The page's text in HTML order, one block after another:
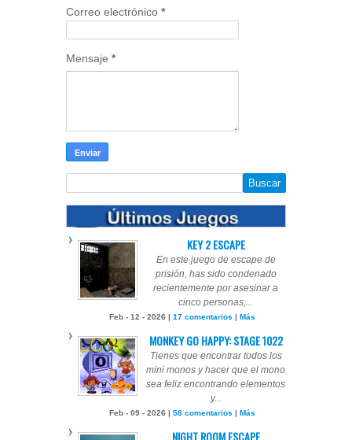
Correo electrónico *
Mensaje *
KEY 2 ESCAPE
En este juego de escape de
prisión, has sido condenado
recientemente por asesinar a
cinco personas,...
Feb - 12 - 2026 | 17 comentarios | Más
MONKEY GO HAPPY: STAGE 1022
Tienes que encontrar todos los
mini monos y hacer que el mono
sea feliz encontrando elementos
y...
Feb - 09 - 2026 | 58 comentarios | Más
NIGHT ROOM ESCAPE